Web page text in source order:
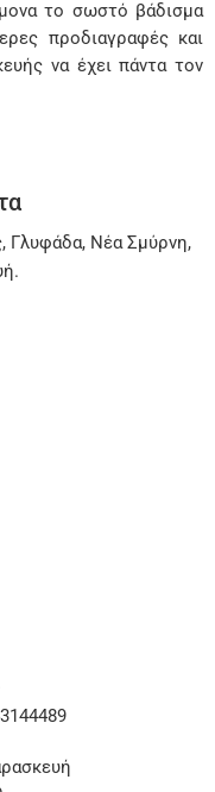
το σωστό βάδισμα
προδιαγραφές και
να έχει πάντα τον
, Γλυφάδα, Νέα Σμύρνη,
.